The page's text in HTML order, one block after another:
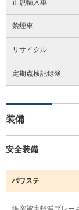
正規輸入車
禁煙車
リサイクル
定期点検記録簿
装備
安全装備
パワステ